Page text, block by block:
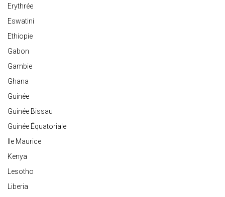
Erythrée
Eswatini
Ethiopie
Gabon
Gambie
Ghana
Guinée
Guinée Bissau
Guinée Équatoriale
Ile Maurice
Kenya
Lesotho
Liberia